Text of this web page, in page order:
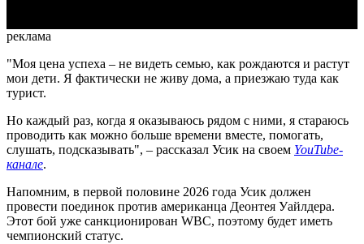
реклама
"Моя цена успеха – не видеть семью, как рождаются и растут
мои дети. Я фактически не живу дома, а приезжаю туда как
турист.
Но каждый раз, когда я оказываюсь рядом с ними, я стараюсь
проводить как можно больше времени вместе, помогать,
слушать, подсказывать", – рассказал Усик на своем YouTube-
канале.
Напомним, в первой половине 2026 года Усик должен
провести поединок против американца Деонтея Уайлдера.
Этот бой уже санкционирован WBC, поэтому будет иметь
чемпионский статус.